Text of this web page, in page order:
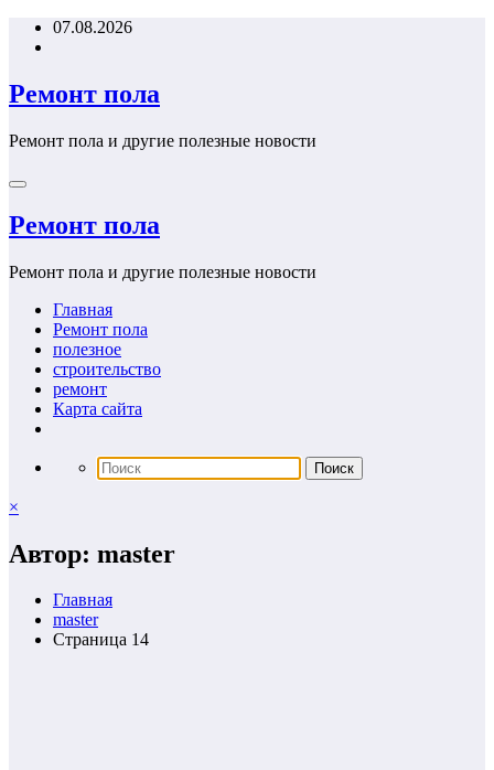
Перейти07.08.2026
Ремонт пола
Ремонт пола и другие полезные новости
Ремонт пола
Ремонт пола и другие полезные новости
Главная
Ремонт пола
полезное
строительство
ремонт
Карта сайта
×
Автор: master
Главная
master
Страница 14